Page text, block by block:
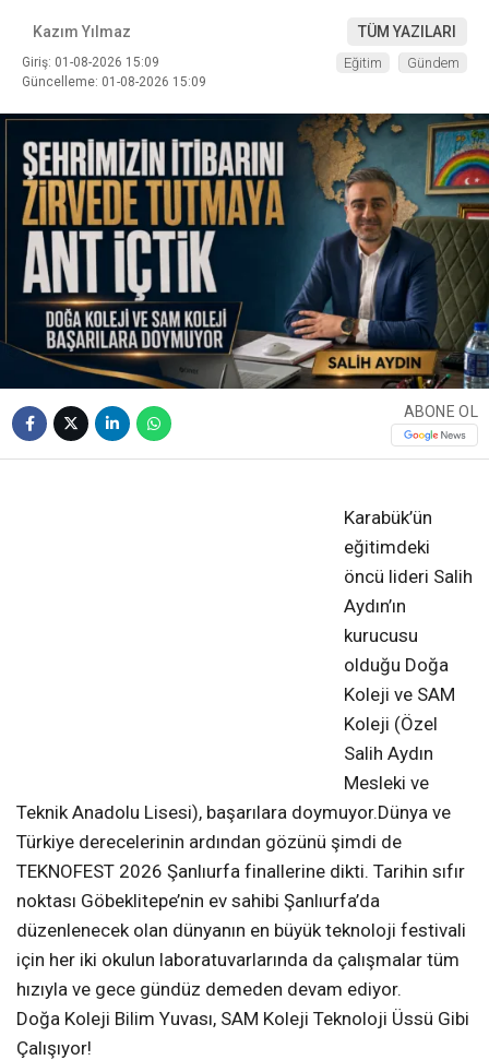
Kazım Yılmaz TÜM YAZILARI
Giriş: 01-08-2026 15:09
Güncelleme: 01-08-2026 15:09
Eğitim Gündem
ABONE OL
Karabük’ün
eğitimdeki
öncü lideri Salih
Aydın’ın
kurucusu
olduğu Doğa
Koleji ve SAM
Koleji (Özel
Salih Aydın
Mesleki ve
Teknik Anadolu Lisesi), başarılara doymuyor.Dünya ve
Türkiye derecelerinin ardından gözünü şimdi de
TEKNOFEST 2026 Şanlıurfa finallerine dikti. Tarihin sıfır
noktası Göbeklitepe’nin ev sahibi Şanlıurfa’da
düzenlenecek olan dünyanın en büyük teknoloji festivali
için her iki okulun laboratuvarlarında da çalışmalar tüm
hızıyla ve gece gündüz demeden devam ediyor.
Doğa Koleji Bilim Yuvası, SAM Koleji Teknoloji Üssü Gibi
Çalışıyor!